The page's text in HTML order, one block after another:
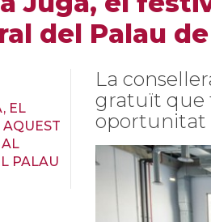
del Palau
EL
AQUEST
PALAU
La
gratuït que
oportunitat